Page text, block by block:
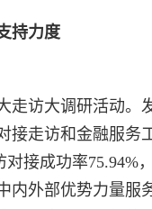
持力度
走访大调研活动。
接走访和金融服务
对接成功率
内外部优势力量服